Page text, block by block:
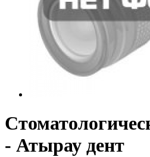
- Атырау дент